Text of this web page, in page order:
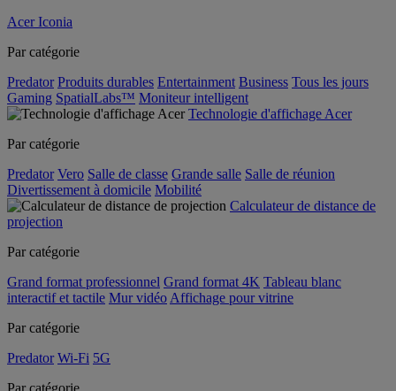
Acer Iconia
Par catégorie
Predator Produits durables Entertainment Business Tous les jours
Gaming SpatialLabs™ Moniteur intelligent
Technologie d'affichage Acer
Par catégorie
Predator Vero Salle de classe Grande salle Salle de réunion
Divertissement à domicile Mobilité
Calculateur de distance de
projection
Par catégorie
Grand format professionnel Grand format 4K Tableau blanc
interactif et tactile Mur vidéo Affichage pour vitrine
Par catégorie
Predator Wi-Fi 5G
Par catégorie